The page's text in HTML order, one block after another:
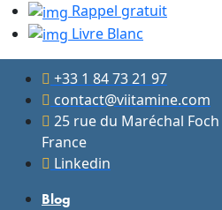
Rappel gratuit
Livre Blanc
+33 1 84 73 21 97
contact@viitamine.com
25 rue du Maréchal
France
Linkedin
Blog